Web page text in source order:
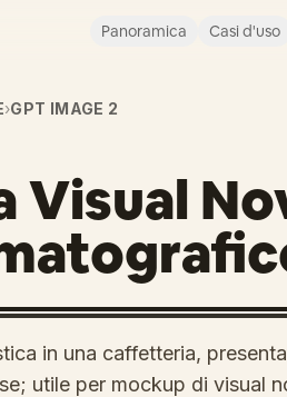
Panoramica Casi d'uso
›GPT IMAGE 2
in una caffetteria,
utile per mockup di visual